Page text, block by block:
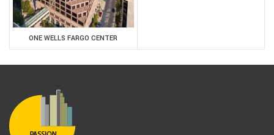
ONE WELLS FARGO CENTER